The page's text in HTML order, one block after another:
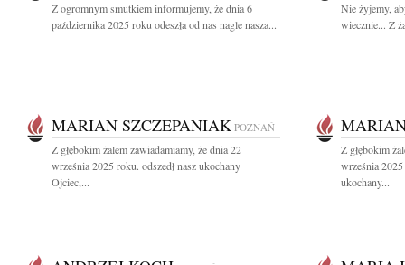
Z ogromnym smutkiem informujemy, że dnia 6
października 2025 roku odeszła od nas nagle nasza...
Nie żyjemy,
wiecznie... Z
MARIAN SZCZEPANIAK POZNAŃ
Z głębokim żalem zawiadamiamy, że dnia 22
września 2025 roku. odszedł nasz ukochany
Ojciec,...
Z głębokim
września
ukochany...